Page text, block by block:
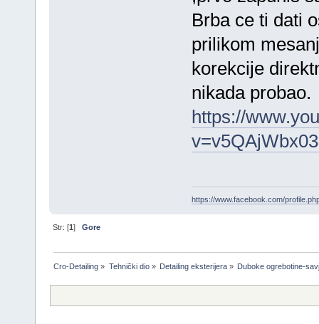
Brba ce ti dati
prilikom
korekcije
nikada probao.
https://
https://www.facebook.com/
Str: [1]Gore
Cro-Detailing » Tehnički dio» Detailing eksterijera» Duboke ogrebotine-